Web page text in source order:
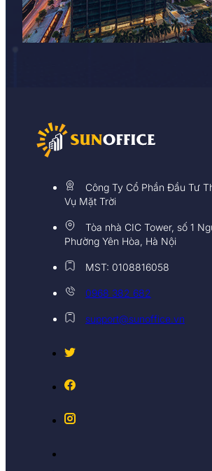
Công Ty Cổ Phần Đầu Tư
Vụ Mặt Trời
Tòa nhà CIC Tower, số 1
Phường Yên Hòa, Hà Nội
MST: 0108816058
0968 382 682
support@sunoffice.vn